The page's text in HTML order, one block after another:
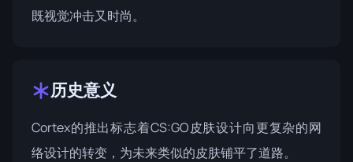
既视觉冲击又时尚。
历史意义
Cortex的推出标志着CS:GO皮肤设计向更复杂的网
络设计的转变，为未来类似的皮肤铺平了道路。